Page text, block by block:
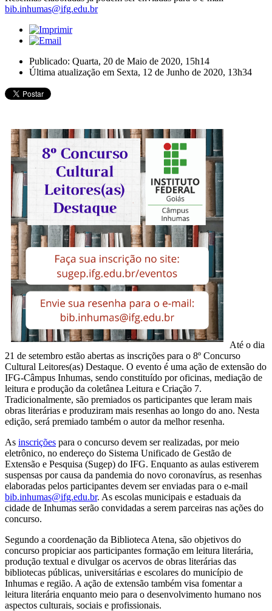
bib.inhumas@ifg.edu.br
Publicado: Quarta, 20 de Maio de 2020, 15h14
Última atualização em Sexta, 12 de Junho de 2020, 13h34
Até o dia
21 de setembro estão abertas as inscrições para o 8º Concurso
Cultural Leitores(as) Destaque. O evento é uma ação de extensão do
IFG-Câmpus Inhumas, sendo constituído por oficinas, mediação de
leitura e produção da coletânea Leitura e Criação 7.
Tradicionalmente, são premiados os participantes que leram mais
obras literárias e produziram mais resenhas ao longo do ano. Nesta
edição, será premiado também o autor da melhor resenha.
As inscrições para o concurso devem ser realizadas, por meio
eletrônico, no endereço do Sistema Unificado de Gestão de
Extensão e Pesquisa (Sugep) do IFG. Enquanto as aulas estiverem
suspensas por causa da pandemia do novo coronavírus, as resenhas
elaboradas pelos participantes devem ser enviadas para o e-mail
bib.inhumas@ifg.edu.br. As escolas municipais e estaduais da
cidade de Inhumas serão convidadas a serem parceiras nas ações do
concurso.
Segundo a coordenação da Biblioteca Atena, são objetivos do
concurso propiciar aos participantes formação em leitura literária,
produção textual e divulgar os acervos de obras literárias das
bibliotecas públicas, universitárias e escolares do município de
Inhumas e região. A ação de extensão também visa fomentar a
leitura literária enquanto meio para o desenvolvimento humano nos
aspectos culturais, sociais e profissionais.